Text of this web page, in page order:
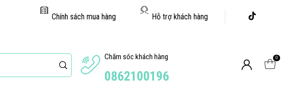
Hỗ trợ khách hàng
Chính sách mua hàng
Chăm sóc khách hàng
0862100196
0